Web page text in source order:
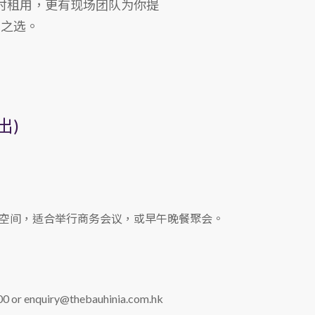
租用，更有现场团队为你提
选。
)
间，适合举行商务会议，或早午晚餐聚会。
or enquiry@thebauhinia.com.hk